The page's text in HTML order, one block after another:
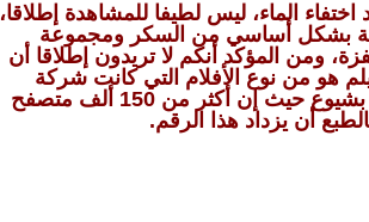
الماء، ليس لطيفا للمشاهدة إطلاقا،
بشكل أساسي من السكر ومجموعة
ومن المؤكد أنكم لا تريدون إطلاقا أن
هو من نوع الأفلام التي كانت شركة
كوكا كولا تفضل إخفاءه، فهو مؤثرا وينتشر بشيوع حيث إن أكثر من 150 ألف متصفح
أن يزداد هذا الرقم.